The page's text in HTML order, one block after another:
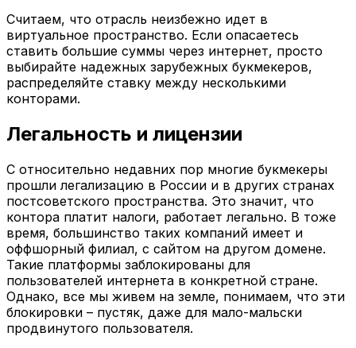
Считаем, что отрасль неизбежно идет в
виртуальное пространство. Если опасаетесь
ставить большие суммы через интернет, просто
выбирайте надежных зарубежных букмекеров,
распределяйте ставку между несколькими
конторами.
Легальность и лицензии
С относительно недавних пор многие букмекеры
прошли легализацию в России и в других странах
постсоветского пространства. Это значит, что
контора платит налоги, работает легально. В тоже
время, большинство таких компаний имеет и
оффшорный филиал, с сайтом на другом домене.
Такие платформы заблокированы для
пользователей интернета в конкретной стране.
Однако, все мы живем на земле, понимаем, что эти
блокировки – пустяк, даже для мало-мальски
продвинутого пользователя.